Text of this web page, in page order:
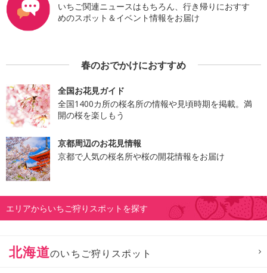
いちご関連ニュースはもちろん、行き帰りにおすす
めのスポット＆イベント情報をお届け
春のおでかけにおすすめ
全国お花見ガイド
全国1400カ所の桜名所の情報や見頃時期を掲載。満
開の桜を楽しもう
京都周辺のお花見情報
京都で人気の桜名所や桜の開花情報をお届け
エリアからいちご狩りスポットを探す
北海道のいちご狩りスポット